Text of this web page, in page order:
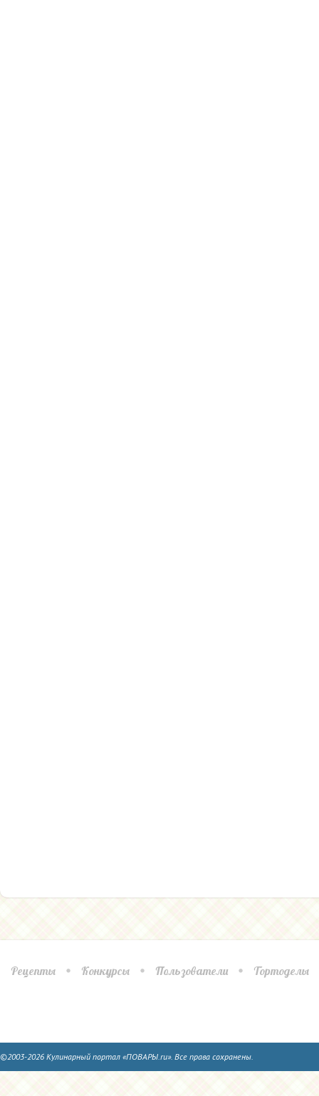
Рецепты Конкурсы Пользователи Тортоделы
©2003-2026 Кулинарный портал «ПОВАРЫ.ru». Все права сохранены.